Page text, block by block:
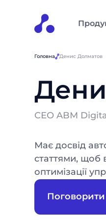
Головна Денис Долматов
СЕО ABM
Має досвід
статтями, щоб
оптимізації